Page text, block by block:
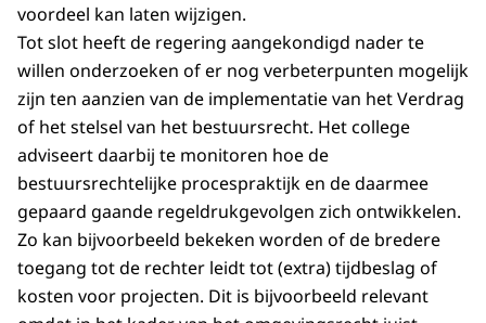
voordeel kan laten wijzigen.
Tot slot heeft de regering aangekondigd nader te
willen onderzoeken of er nog verbeterpunten mogelijk
zijn ten aanzien van de implementatie van het Verdrag
of het stelsel van het bestuursrecht. Het college
adviseert daarbij te monitoren hoe de
bestuursrechtelijke procespraktijk en de daarmee
gepaard gaande regeldrukgevolgen zich ontwikkelen.
Zo kan bijvoorbeeld bekeken worden of de bredere
toegang tot de rechter leidt tot (extra) tijdbeslag of
kosten voor projecten. Dit is bijvoorbeeld relevant